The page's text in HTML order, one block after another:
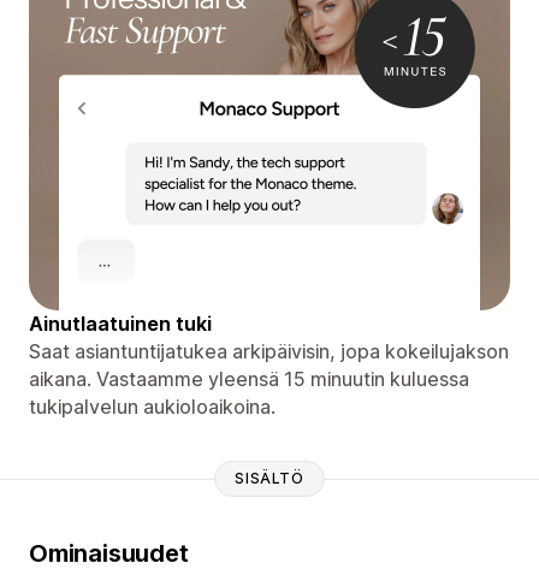
Ainutlaatuinen tuki
Saat asiantuntijatukea arkipäivisin, jopa kokeilujakson
aikana. Vastaamme yleensä 15 minuutin kuluessa
tukipalvelun aukioloaikoina.
SISÄLTÖ
Ominaisuudet